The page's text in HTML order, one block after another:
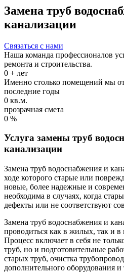
Замена труб
канализации
Связаться с нами
Наша команда профессионалов
ремонта и строительства.
0 + лет
Именно столько помещений мы
последние годы
0 кв.м.
прозрачная смета
0 %
Услуга замены труб
канализации
Замена труб водоснабжения и
ходе которого старые или
новые, более надежные и
необходима в случаях, когда
дефекты или не соответствуют
Замена труб водоснабжения и
проводиться как в жилых, так и в
Процесс включает в себя не
труб, но и подготовительные
старых труб, очистка
дополнительного оборудования и